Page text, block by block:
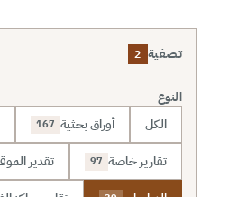
تصفية 2
النوع
الكل أوراق بحثية 167
تقارير خاصة 97 تقدير